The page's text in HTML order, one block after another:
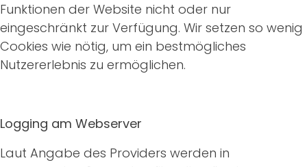
Funktionen der Website nicht oder nur
eingeschränkt zur Verfügung. Wir setzen so wenig
Cookies wie nötig, um ein bestmögliches
Nutzererlebnis zu ermöglichen.
Logging am Webserver
Laut Angabe des Providers werden in